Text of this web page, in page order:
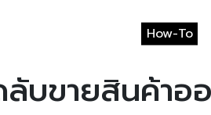
How-To
บขายสินค้าอ